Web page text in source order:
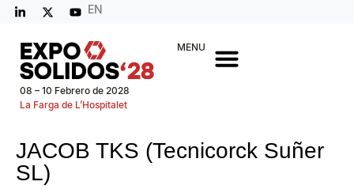
EN
08 – 10 Febrero de 2028
La Farga de L’Hospitalet
MENU
JACOB TKS (Tecnicorck Suñer
SL)